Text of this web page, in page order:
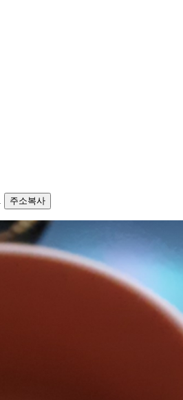
주소복사